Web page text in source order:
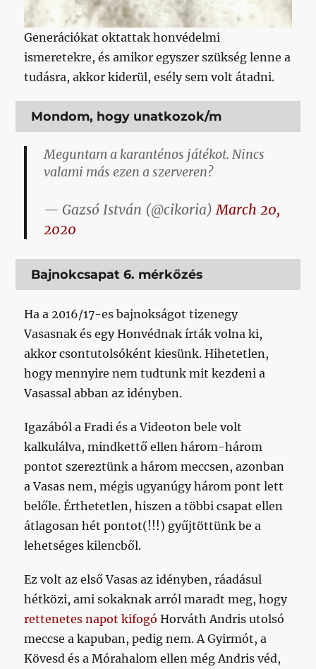
Generációkat oktattak honvédelmi
ismeretekre, és amikor egyszer szükség lenne a
tudásra, akkor kiderül, esély sem volt átadni.
Mondom, hogy unatkozok/m
Meguntam a karanténos játékot. Nincs
valami más ezen a szerveren?
— Gazsó István (@cikoria)March 20,
2020
Bajnokcsapat 6. mérkőzés
Ha a 2016/17-es bajnokságot tizenegy
Vasasnak és egy Honvédnak írták volna ki,
akkor csontutolsóként kiesünk. Hihetetlen,
hogy mennyire nem tudtunk mit kezdeni a
Vasassal abban az idényben.
Igazából a Fradi és a Videoton bele volt
kalkulálva, mindkettő ellen három-három
pontot szereztünk a három meccsen, azonban
a Vasas nem, mégis ugyanúgy három pont lett
belőle. Érthetetlen, hiszen a többi csapat ellen
átlagosan hét pontot(!!!) gyűjtöttünk be a
lehetséges kilencből.
Ez volt az első Vasas az idényben, ráadásul
hétközi, ami sokaknak arról maradt meg, hogy
rettenetes napot kifogó Horváth Andris utolsó
meccse a kapuban, pedig nem. A Gyirmót, a
Kövesd és a Mórahalom ellen még Andris véd,